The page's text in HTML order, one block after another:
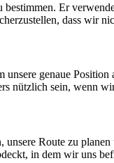
Er
dass wir
genaue
nützlich sein, wenn
Route zu
in dem wir uns